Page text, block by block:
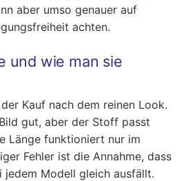
aber umso genauer auf
achten.
und wie man sie
Kauf nach dem reinen Look.
gut, aber der Stoff passt
Länge funktioniert nur im
Fehler ist die Annahme, dass
jedem Modell gleich ausfällt.